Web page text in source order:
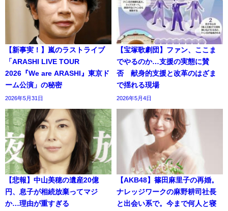
【新事実！】嵐のラストライブ
「ARASHI LIVE TOUR
2026『We are ARASHI』東京ド
ーム公演」の秘密
2026年5月31日
【宝塚歌劇団】ファン、ここま
でやるのか…支援の実態に賛
否 献身的支援と改革のはざま
で揺れる現場
2026年5月4日
【悲報】中山美穂の遺産20億
円、息子が相続放棄ってマジ
か…理由が重すぎる
【AKB48】篠田麻里子の再婚。
ナレッジワークの麻野耕司社長
と出会い系で。今まで何人と寝